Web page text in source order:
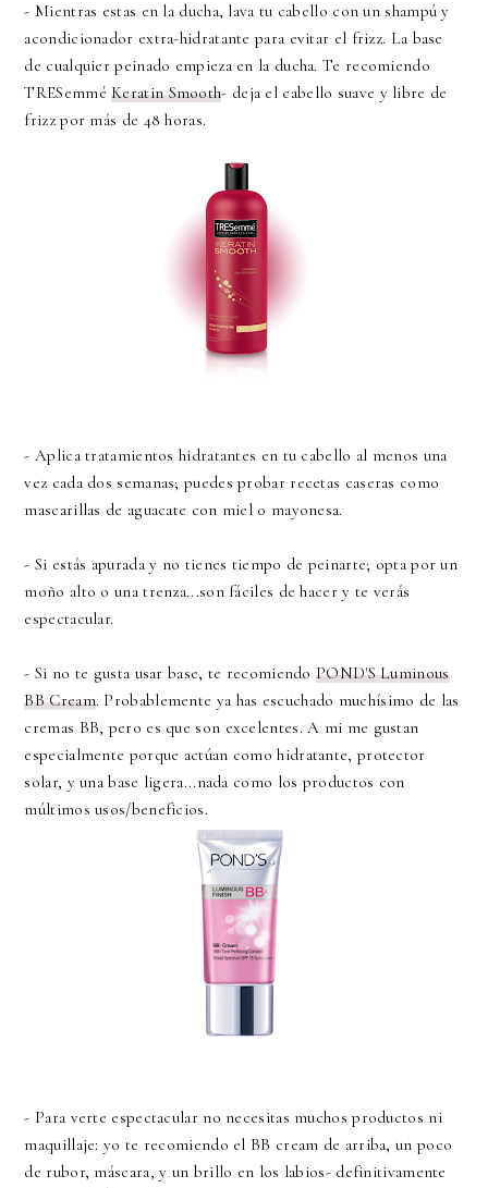
- Mientras estas en la ducha, lava tu cabello con un shampú y
acondicionador extra-hidratante para evitar el frizz. La base
de cualquier peinado empieza en la ducha. Te recomiendo
TRESemméKeratin Smooth- deja el cabello suave y libre de
frizz por más de 48 horas.
- Aplica tratamientos hidratantes en tu cabello al menos una
vez cada dos semanas; puedes probar recetas caseras como
mascarillas de aguacate con miel o mayonesa.
- Si estás apurada y no tienes tiempo de peinarte; opta por un
moño alto o una trenza...son fáciles de hacer y te verás
espectacular.
- Si no te gusta usar base, te recomiendoPOND'S Luminous
BB Cream. Probablemente ya has escuchado muchísimo de las
cremas BB, pero es que son excelentes. A mi me gustan
especialmente porque actúan como hidratante, protector
solar, y una base ligera...nada como los productos con
múltimos usos/beneficios.
- Para verte espectacular no necesitas muchos productos ni
maquillaje: yo te recomiendo el BB cream de arriba, un poco
de rubor, máscara, y un brillo en los labios- definitivamente